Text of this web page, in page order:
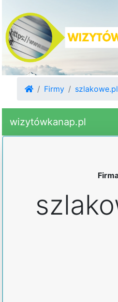
Firmy szlakowe.pl
wizytówkanap.pl